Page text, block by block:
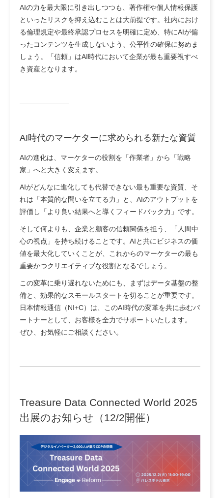
AIの力を最大限に引き出しつつも、著作権や個人情報保護
といったリスクを抑え込むことは大前提です。社内におけ
る倫理規定や最終承認プロセスを明確に定め、特にAIが偏
ったコンテンツを生成しないよう、公平性の確保に努めま
しょう。「信頼」はAI時代において企業が最も重要視すべ
き資産となります。
AI時代のマーケターに求められる新たな資質
AIの進化は、マーケターの役割を 「作業者」から「戦略
家」 へと大きく変えます。
AIがどんなに進化しても代替できない最も重要な資質、そ
れは 「本質的な問いを立てる力」
と、AIのアウトプットを
評価し
「より良い結果へと導くフィードバック力」 です。
そして何よりも、企業と顧客の信頼関係を担う、「人間中
心の視点」を持ち続けることです。AIと共にビジネスの価
値を最大化していくことが、これからのマーケターの最も
重要かつクリエイティブな役割となるでしょう。
この変革に乗り遅れないためにも、まずはデータ基盤の整
備と、効果的なスモールスタートを切ることが重要です。
日本情報通信（NI+C）は、このAI時代の変革を共に歩むパ
ートナーとして、お客様を全力でサポートいたします。
ぜひ、お気軽にご相談ください。
Treasure Data Connected World 2025
出展のお知らせ（12/2開催）